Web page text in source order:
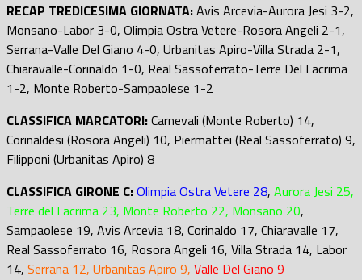
RECAP TREDICESIMA GIORNATA:Avis Arcevia-Aurora Jesi 3-2,
Monsano-Labor 3-0, Olimpia Ostra Vetere-Rosora Angeli 2-1,
Serrana-Valle Del Giano 4-0, Urbanitas Apiro-Villa Strada 2-1,
Chiaravalle-Corinaldo 1-0, Real Sassoferrato-Terre Del Lacrima
1-2, Monte Roberto-Sampaolese 1-2
CLASSIFICA MARCATORI:Carnevali (Monte Roberto) 14,
Corinaldesi (Rosora Angeli) 10, Piermattei (Real Sassoferrato) 9,
Filipponi (Urbanitas Apiro) 8
CLASSIFICA GIRONE C:Olimpia Ostra Vetere 28, Aurora Jesi 25,
Terre del Lacrima 23, Monte Roberto 22, Monsano 20,
Sampaolese 19, Avis Arcevia 18, Corinaldo 17, Chiaravalle 17,
Real Sassoferrato 16, Rosora Angeli 16, Villa Strada 14, Labor
14, Serrana 12, Urbanitas Apiro 9, Valle Del Giano 9